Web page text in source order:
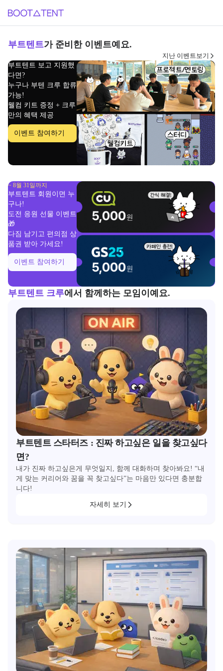
부트텐트가 준비한 이벤트예요.
지난 이벤트보기
부트텐트 보고 지원했
다면?
누구나 부텐 크루 합류
가능!
웰컴 키트 증정 + 크루
만의 혜택 제공
이벤트 참여하기
~ 8월 31일까지
부트텐트 회원이면 누
구나!
도전 응원 선물 이벤트
🎁
다짐 남기고 편의점 상
품권 받아 가세요!
이벤트 참여하기
부트텐트 크루에서 함께하는 모임이예요.
부트텐트 스타터즈 : 진짜 하고싶은 일을 찾고싶다
면?
내가 진짜 하고싶은게 무엇일지, 함께 대화하며 찾아봐요! “내
게 맞는 커리어와 꿈을 꼭 찾고싶다”는 마음만 있다면 충분합
니다!
자세히 보기